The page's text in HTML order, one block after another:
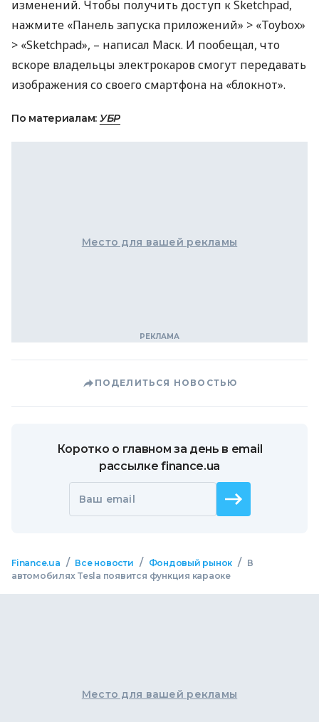
изменений. Чтобы получить доступ к Sketchpad,
нажмите «Панель запуска приложений» > «Toybox»
> «Sketchpad», – написал Маск. И пообещал, что
вскоре владельцы электрокаров смогут передавать
изображения со своего смартфона на «блокнот».
По материалам: УБР
Место для вашей рекламы
ПОДЕЛИТЬСЯ НОВОСТЬЮ
Коротко о главном за день в email
рассылке finance.ua
Ваш email
Finance.ua / Все новости / Фондовый рынок /
В
автомобилях Tesla появится функция караоке
Место для вашей рекламы